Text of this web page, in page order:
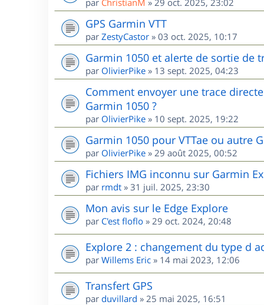
GPS Garmin VTT
par ZestyCastor » 03 oct. 2025, 10:17
Garmin 1050 et alerte de sortie de
par OlivierPike » 13 sept. 2025, 04:23
Comment envoyer une trace
Garmin 1050 ?
par OlivierPike » 10 sept. 2025, 19:22
Garmin 1050 pour VTTae ou autre
par OlivierPike » 29 août 2025, 00:52
Fichiers IMG inconnu sur Garmin
par rmdt » 31 juil. 2025, 23:30
Mon avis sur le Edge Explore
par C'est floflo » 29 oct. 2024, 20:48
Explore 2 : changement du type d
par Willems Eric » 14 mai 2023, 12:06
Transfert GPS
par duvillard » 25 mai 2025, 16:51